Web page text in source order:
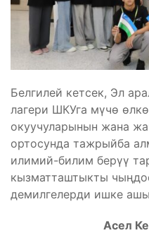
Белгилей кетсек, Эл
лагери ШКУга мүчө
окуучуларынын жана
ортосунда тажрыйба
илимий-билим берүү
кызматташтыкты
демилгелерди ишке
Асел